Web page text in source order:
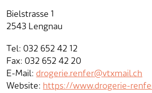
Bielstrasse 1
2543 Lengnau
Tel: 032 652 42 12
Fax: 032 652 42 20
E-Mail:drogerie.renfer@vtxmail.ch
Website:https://www.drogerie-